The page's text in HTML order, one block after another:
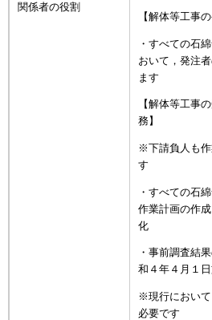
関係者の役割
【解体等工事
・すべての石
おいて，発注
ます
【解体等工事
務】
※下請負人も
す
・すべての石
作業計画の作
化
・事前調査結
和４年４月１日
※現行におい
必要です